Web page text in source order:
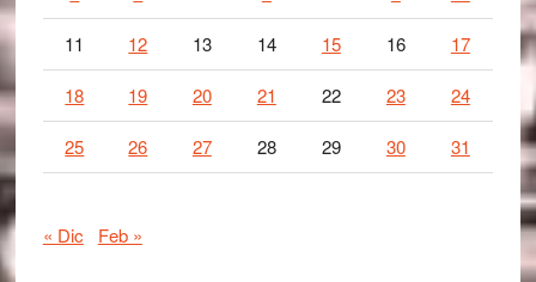
11 12 13 14 15 16 17
18 19 20 21 22 23 24
25 26 27 28 29 30 31
« Dic Feb »